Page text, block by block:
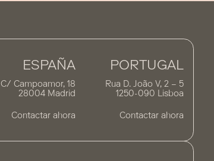
ESPAÑA
C/ Campoamor, 18
28004 Madrid
Contactar ahora
PORTUGAL
Rua D. João V, 2 – 5
1250-090 Lisboa
Contactar ahora